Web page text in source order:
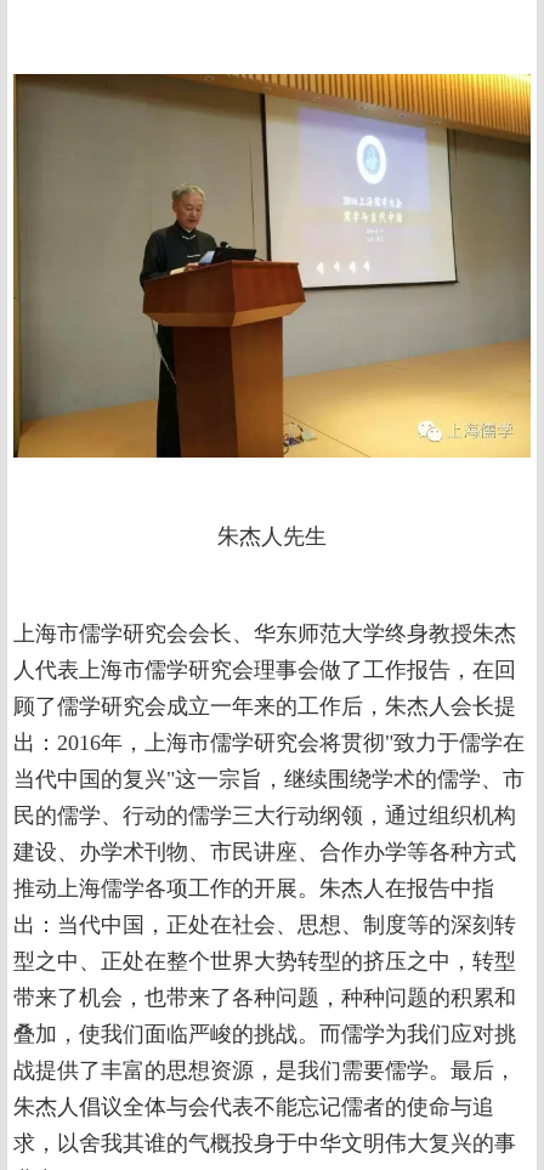
朱杰人先生
上海市儒学研究会会长、华东师范大学终身教授朱杰
人代表上海市儒学研究会理事会做了工作报告，在回
顾了儒学研究会成立一年来的工作后，朱杰人会长提
出：2016年，上海市儒学研究会将贯彻"致力于儒学在
当代中国的复兴"这一宗旨，继续围绕学术的儒学、市
民的儒学、行动的儒学三大行动纲领，通过组织机构
建设、办学术刊物、市民讲座、合作办学等各种方式
推动上海儒学各项工作的开展。朱杰人在报告中指
出：当代中国，正处在社会、思想、制度等的深刻转
型之中、正处在整个世界大势转型的挤压之中，转型
带来了机会，也带来了各种问题，种种问题的积累和
叠加，使我们面临严峻的挑战。而儒学为我们应对挑
战提供了丰富的思想资源，是我们需要儒学。最后，
朱杰人倡议全体与会代表不能忘记儒者的使命与追
求，以舍我其谁的气概投身于中华文明伟大复兴的事